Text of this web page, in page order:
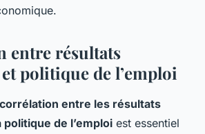
entre résultats
politique de l’emploi
corrélation entre les résultats
de l’emploi est essentiel